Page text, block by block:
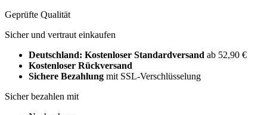
Geprüfte Qualität
Sicher und vertraut einkaufen
Deutschland: Kostenloser Standardversand ab 52,90 €
Kostenloser Rückversand
Sichere Bezahlung mit SSL-Verschlüsselung
Sicher bezahlen mit